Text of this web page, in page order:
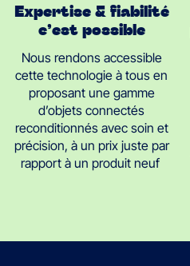
Expertise & fiabilité
c’est possible
Nous rendons accessible
cette technologie à tous en
proposant une gamme
d’objets connectés
reconditionnés avec soin et
précision, à un prix juste par
rapport à un produit neuf